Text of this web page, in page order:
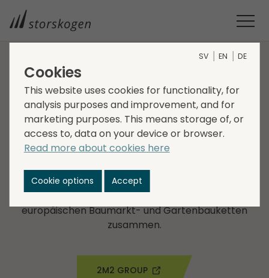
UNTERNEHMEN IM GESCHÄFTS­BEREICH TRADE
2M2 Group
2M2 bietet eine Reihe von Produkten für den Garten,
den Anbau und die Inneneinrichtung unter seinen
eigenen Marken an. Das Unternehmen ist für sein
Engagement für eine nachhaltige Beschaffung
bekannt und arbeitet mit den meisten großen
europäischen Baumarkt- und Gartenbauketten
zusammen.
2M2 GROUP
SV EN DE
Cookies
This website uses cookies for functionality, for
analysis purposes and improvement, and for
marketing purposes. This means storage of, or
access to, data on your device or browser.
Read more about cookies here
Cookie options Accept